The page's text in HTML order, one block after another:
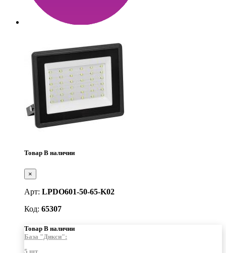
Товар В наличии
×
Арт: LPDO601-50-65-K02
Код: 65307
Товар В наличии
База "Дикси":
5 шт